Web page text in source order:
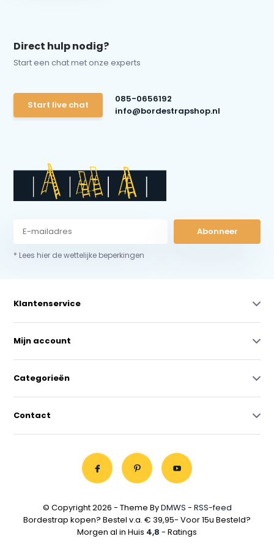
Direct hulp nodig?
Start een chat met onze experts
Start live chat
085-0656192
info@bordestrapshop.nl
Abonneer
* Lees hier de wettelijke beperkingen
Klantenservice
Mijn account
Categorieën
Contact
© Copyright 2026 - Theme ByDMWS - RSS-feed
Bordestrap kopen? Bestel v.a. € 39,95- Voor 15u Besteld?
Morgen al in Huis 4,8 - Ratings